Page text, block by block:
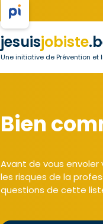
jesuisjobiste
Une initiative de Prévention et
Bien
Avant de vous
les risques de la
questions de cette